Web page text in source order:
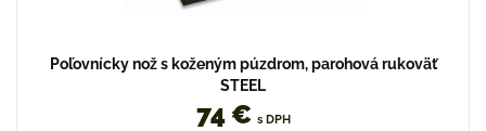
Poľovnícky nož s koženým púzdrom, parohová rukoväť
STEEL
74 € s DPH